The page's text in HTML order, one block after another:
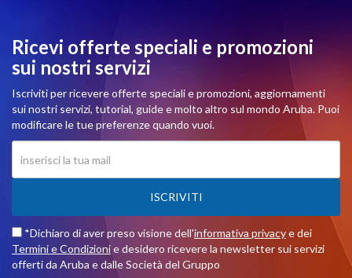
Ricevi offerte speciali e promozioni
sui nostri servizi
Iscriviti per ricevere offerte speciali e promozioni, aggiornamenti
sui nostri servizi, tutorial, guide e molto altro sul mondo Aruba. Puoi
modificare le tue preferenze quando vuoi.
ISCRIVITI
*Dichiaro di aver preso visione dell'informativa privacye dei
Termini e Condizionie desidero ricevere la newsletter sui servizi
offerti da Aruba e dalle Società del Gruppo